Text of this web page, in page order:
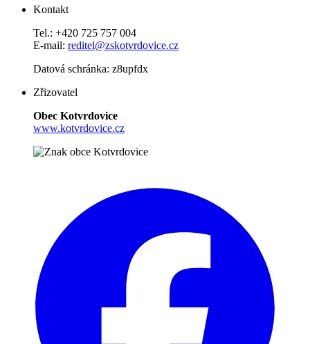
Kontakt
Tel.: +420 725 757 004
E-mail: reditel@zskotvrdovice.cz
Datová schránka: z8upfdx
Zřizovatel
Obec Kotvrdovice
www.kotvrdovice.cz